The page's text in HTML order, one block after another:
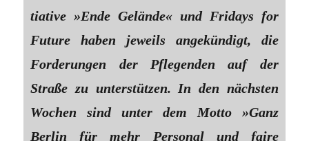
tiative »Ende Gelände« und Fridays for
Future haben jeweils angekündigt, die
Forderungen der Pflegenden auf der
Straße zu unterstützen. In den nächsten
Wochen sind unter dem Motto »Ganz
Berlin für mehr Personal und faire